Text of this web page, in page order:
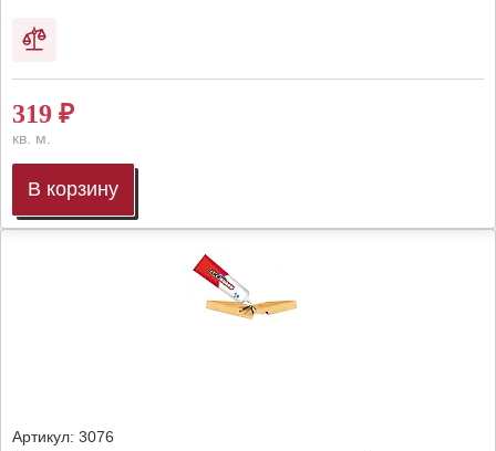
319 ₽
кв. м.
В корзину
Артикул: 3076